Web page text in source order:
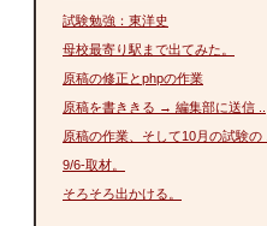
試験勉強：東洋史
母校最寄り駅まで出てみた。
原稿の修正とphpの作業
原稿を書ききる → 編集部に送信 ..
原稿の作業、そして10月の試験の ..
9/6-取材。
そろそろ出かける。